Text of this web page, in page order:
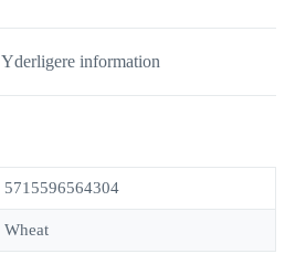
Yderligere information
5715596564304
Wheat